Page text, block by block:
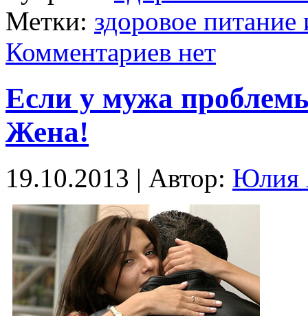
Метки: здоровое
Комментариев нет
Если у мужа
Жена!
19.10.2013 | Автор: Юлия